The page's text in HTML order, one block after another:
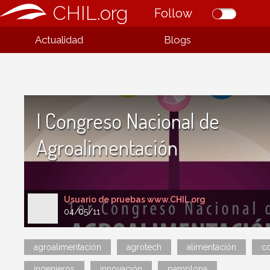
CHIL.org Follow
Actualidad Blogs
Usuario de pruebas www.CHIL.org
04/05/11
I Congreso Nacional de
Agroalimentación
agroalimentación agrotech alimentación